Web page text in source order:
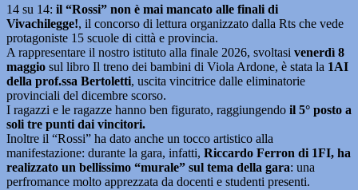
14 su 14: il “Rossi” non è mai mancato alle finali di
Vivachilegge!, il concorso di lettura organizzato dalla Rts che vede
protagoniste 15 scuole di città e provincia.
A rappresentare il nostro istituto alla finale 2026, svoltasi venerdì 8
maggio sul libro Il treno dei bambini di Viola Ardone, è stata la 1AI
della prof.ssa Bertoletti, uscita vincitrice dalle eliminatorie
provinciali del dicembre scorso.
I ragazzi e le ragazze hanno ben figurato, raggiungendo il 5° posto a
soli tre punti dai vincitori.
Inoltre il “Rossi” ha dato anche un tocco artistico alla
manifestazione: durante la gara, infatti, Riccardo Ferron di 1FI, ha
realizzato un bellissimo “murale” sul tema della gara: una
perfromance molto apprezzata da docenti e studenti presenti.